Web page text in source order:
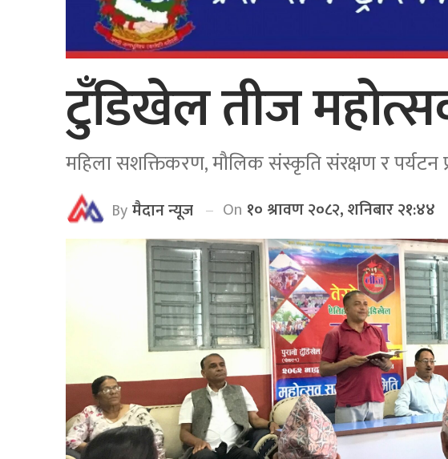
टुँडिखेल तीज
महिला सशक्तिकरण, मौलिक संस्कृति संरक्षण र पर्यटन
Byमैदान न्यूज On १० श्रावण २०८२, शनिबार २१:४४